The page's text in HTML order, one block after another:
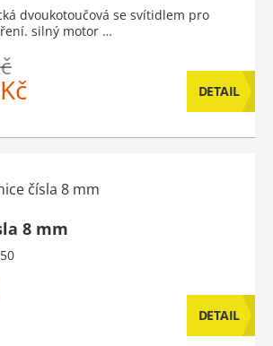
dvoukotoučová se svítidlem pro
silný motor …
Kč DETAIL
8 mm
DETAIL